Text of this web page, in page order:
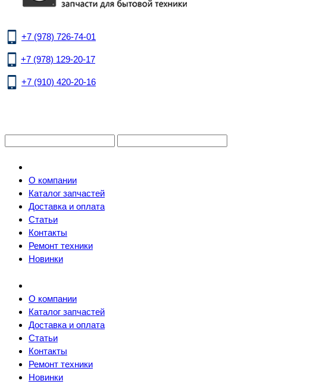
+7 (978) 726-74-01
+7 (978) 129-20-17
+7 (910) 420-20-16
О компании
Каталог запчастей
Доставка и оплата
Статьи
Контакты
Ремонт техники
Новинки
О компании
Каталог запчастей
Доставка и оплата
Статьи
Контакты
Ремонт техники
Новинки